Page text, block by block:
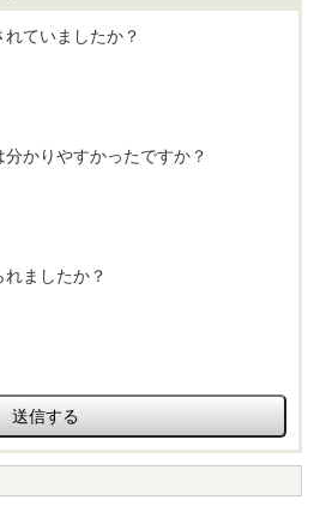
ていましたか？
かりやすかったですか？
ましたか？